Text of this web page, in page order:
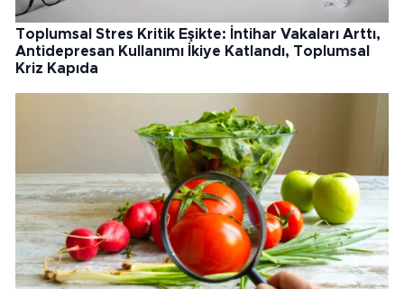
Toplumsal Stres Kritik Eşikte: İntihar Vakaları Arttı,
Antidepresan Kullanımı İkiye Katlandı, Toplumsal
Kriz Kapıda